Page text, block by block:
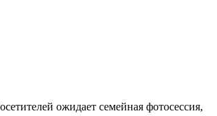
ожидает семейная фотосессия,